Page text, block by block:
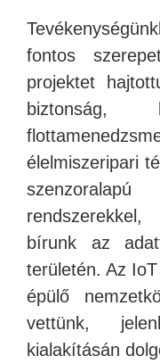
fontos
projektet
biztonság,
élelmiszeripari
bírunk az
területén. Az
épülő
vettünk,
kialakításán